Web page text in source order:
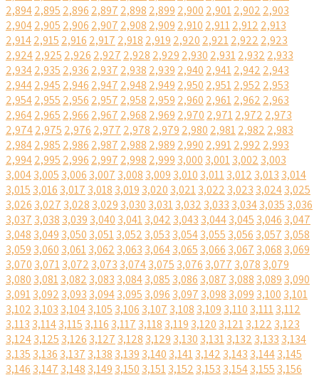
2,8942,895 2,896 2,897 2,898 2,899 2,900 2,9012,902 2,903
2,9042,905 2,906 2,907 2,908 2,909 2,910 2,9112,912 2,913
2,9142,915 2,916 2,917 2,918 2,919 2,920 2,9212,922 2,923
2,9242,925 2,926 2,927 2,928 2,929 2,930 2,9312,932 2,933
2,9342,935 2,936 2,937 2,938 2,939 2,940 2,9412,942 2,943
2,9442,945 2,946 2,947 2,948 2,949 2,950 2,9512,952 2,953
2,9542,955 2,956 2,957 2,958 2,959 2,960 2,9612,962 2,963
2,9642,965 2,966 2,967 2,968 2,969 2,970 2,9712,972 2,973
2,9742,975 2,976 2,977 2,978 2,979 2,980 2,9812,982 2,983
2,9842,985 2,986 2,987 2,988 2,989 2,990 2,9912,992 2,993
2,9942,995 2,996 2,997 2,998 2,999 3,000 3,0013,002 3,003
3,0043,005 3,006 3,007 3,008 3,009 3,010 3,0113,012 3,013 3,014
3,015 3,016 3,017 3,018 3,019 3,020 3,0213,022 3,023 3,0243,025
3,026 3,027 3,028 3,029 3,030 3,0313,032 3,033 3,0343,035 3,036
3,037 3,038 3,039 3,040 3,0413,042 3,043 3,0443,045 3,046 3,047
3,048 3,049 3,050 3,0513,052 3,053 3,0543,055 3,056 3,057 3,058
3,059 3,060 3,0613,062 3,063 3,0643,065 3,066 3,067 3,068 3,069
3,070 3,0713,072 3,073 3,0743,075 3,076 3,077 3,078 3,079
3,080 3,0813,082 3,083 3,0843,085 3,086 3,087 3,088 3,089 3,090
3,0913,092 3,093 3,0943,095 3,096 3,097 3,098 3,099 3,100 3,101
3,102 3,103 3,1043,105 3,106 3,107 3,108 3,109 3,110 3,1113,112
3,113 3,1143,115 3,116 3,117 3,118 3,119 3,120 3,1213,122 3,123
3,1243,125 3,126 3,127 3,128 3,129 3,130 3,1313,132 3,133 3,134
3,135 3,136 3,137 3,138 3,139 3,140 3,1413,142 3,143 3,1443,145
3,146 3,147 3,148 3,149 3,150 3,1513,152 3,153 3,1543,155 3,156